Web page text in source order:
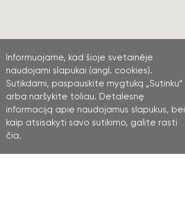
Informuojame, kad šioje svetainėje
naudojami slapukai (angl. cookies).
Sutikdami, paspauskite mygtuką „Sutinku“
arba naršykite toliau. Detalesnę
informaciją apie naudojamus slapukus, bei
kaip atsisakyti savo sutikimo, galite rasti
čia.